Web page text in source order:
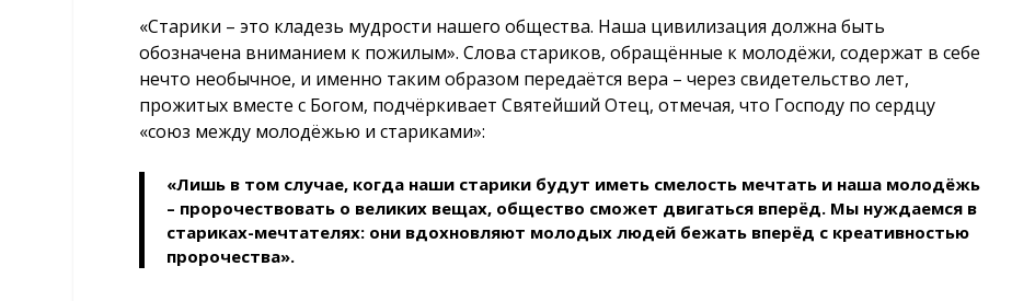
«Старики – это кладезь мудрости нашего общества. Наша цивилизация должна быть
обозначена вниманием к пожилым». Слова стариков, обращённые к молодёжи, содержат в себе
нечто необычное, и именно таким образом передаётся вера – через свидетельство лет,
прожитых вместе с Богом, подчёркивает Святейший Отец, отмечая, что Господу по сердцу
«союз между молодёжью и стариками»:
«Лишь в том случае, когда наши старики будут иметь смелость мечтать и наша молодёжь
– пророчествовать о великих вещах, общество сможет двигаться вперёд. Мы нуждаемся в
стариках-мечтателях: они вдохновляют молодых людей бежать вперёд с креативностью
пророчества».